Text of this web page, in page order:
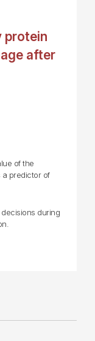
protein
after
of the
a predictor of
during